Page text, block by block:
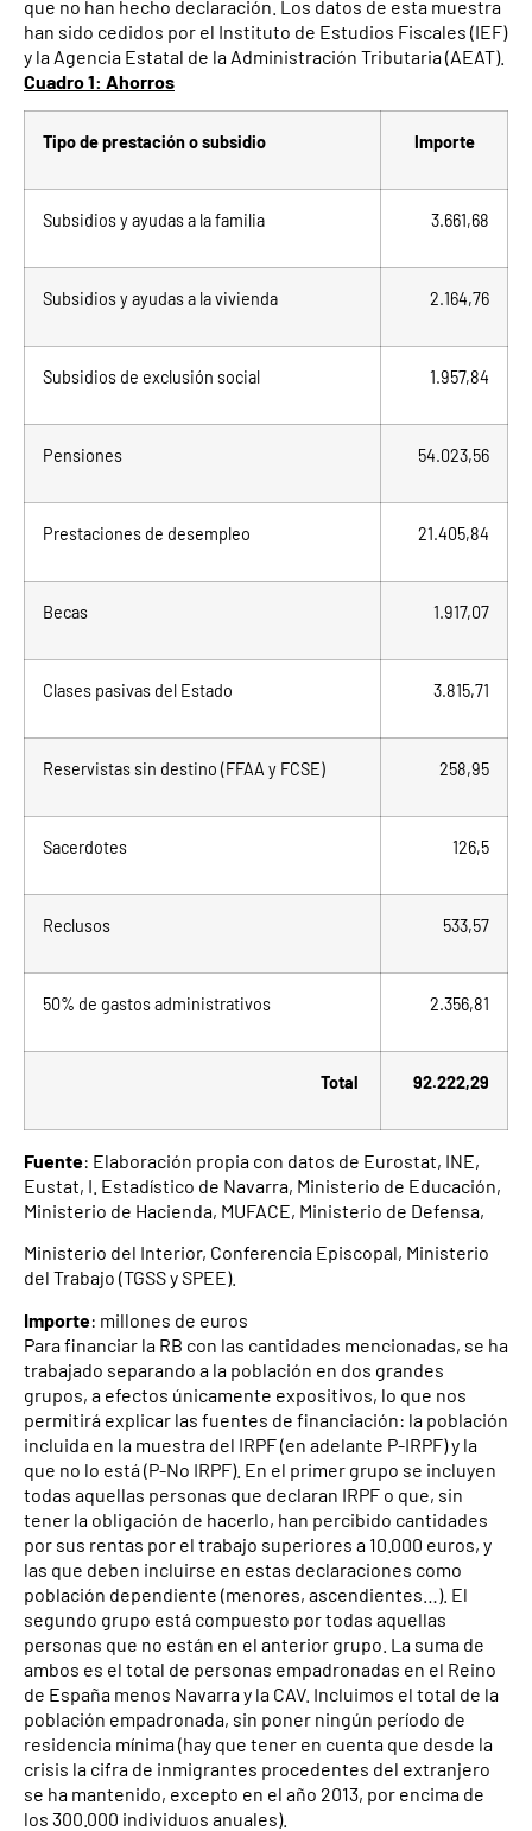
que no han hecho declaración. Los datos de esta muestra
han sido cedidos por el Instituto de Estudios Fiscales (IEF)
y la Agencia Estatal de la Administración Tributaria (AEAT).
Cuadro 1: Ahorros
Tipo de prestación o subsidio Importe
Subsidios y ayudas a la familia 3.661,68
Subsidios y ayudas a la vivienda 2.164,76
Subsidios de exclusión social 1.957,84
Pensiones 54.023,56
Prestaciones de desempleo 21.405,84
Becas 1.917,07
Clases pasivas del Estado 3.815,71
Reservistas sin destino (FFAA y FCSE) 258,95
Sacerdotes 126,5
Reclusos 533,57
50% de gastos administrativos 2.356,81
Total 92.222,29
Fuente: Elaboración propia con datos de Eurostat, INE,
Eustat, I. Estadístico de Navarra, Ministerio de Educación,
Ministerio de Hacienda, MUFACE, Ministerio de Defensa,
Ministerio del Interior, Conferencia Episcopal, Ministerio
del Trabajo (TGSS y SPEE).
Importe: millones de euros
Para financiar la RB con las cantidades mencionadas, se ha
trabajado separando a la población en dos grandes
grupos, a efectos únicamente expositivos, lo que nos
permitirá explicar las fuentes de financiación: la población
incluida en la muestra del IRPF (en adelante P-IRPF) y la
que no lo está (P-No IRPF). En el primer grupo se incluyen
todas aquellas personas que declaran IRPF o que, sin
tener la obligación de hacerlo, han percibido cantidades
por sus rentas por el trabajo superiores a 10.000 euros, y
las que deben incluirse en estas declaraciones como
población dependiente (menores, ascendientes…). El
segundo grupo está compuesto por todas aquellas
personas que no están en el anterior grupo. La suma de
ambos es el total de personas empadronadas en el Reino
de España menos Navarra y la CAV. Incluimos el total de la
población empadronada, sin poner ningún período de
residencia mínima (hay que tener en cuenta que desde la
crisis la cifra de inmigrantes procedentes del extranjero
se ha mantenido, excepto en el año 2013, por encima de
los 300.000 individuos anuales).